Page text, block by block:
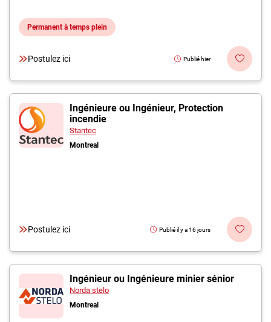
Permanent à temps plein
Postulez ici Publié hier
Ingénieure ou Ingénieur, Protection
incendie
Stantec
Montreal
Postulez ici Publié il y a 16 jours
Ingénieur ou Ingénieure minier sénior
Norda stelo
Montreal